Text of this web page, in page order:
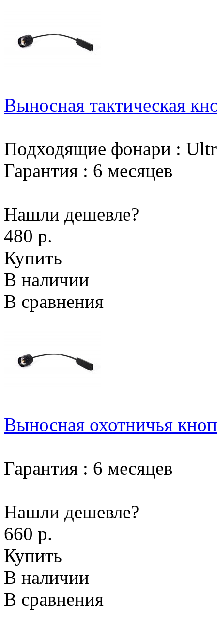
Выносная тактическая
Подходящие фонари :
Гарантия : 6 месяцев
Нашли дешевле?
480 р.
Купить
В наличии
В сравнения
Выносная охотничья
Гарантия : 6 месяцев
Нашли дешевле?
660 р.
Купить
В наличии
В сравнения